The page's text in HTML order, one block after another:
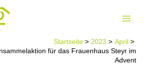
Startseite 2023
April
für das Frauenhaus Steyr im
Advent